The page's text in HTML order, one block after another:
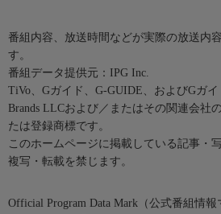
番組内容、放送時間などが実際の放送内
す。
番組データ提供元：IPG Inc.
TiVo、Gガイド、G-GUIDE、およびGガ
Brands LLCおよび／またはその関連会社
たは登録商標です。
このホームページに掲載している記事・
複写・転載を禁じます。
Official Program Data Mark（公式番組情報